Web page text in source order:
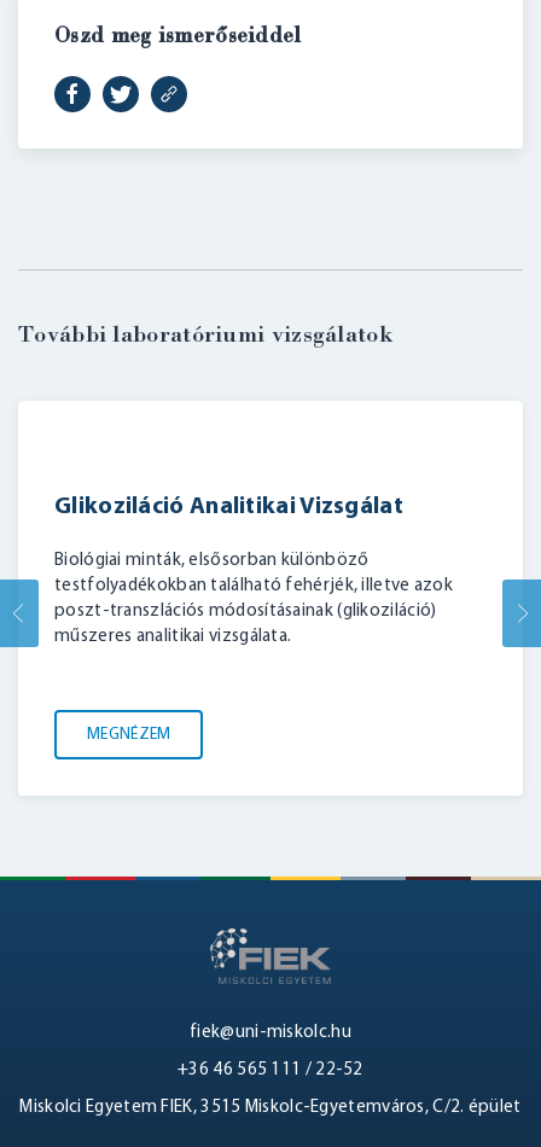
Oszd meg ismerőseiddel
További laboratóriumi vizsgálatok
Glikoziláció Analitikai Vizsgálat
Biológiai minták, elsősorban különböző
testfolyadékokban található fehérjék, illetve azok
poszt-transzlációs módosításainak (glikoziláció)
műszeres analitikai vizsgálata.
MEGNÉZEM
fiek@uni-miskolc.hu
+36 46 565 111 / 22-52
Miskolci Egyetem FIEK, 3515 Miskolc-Egyetemváros, C/2. épület